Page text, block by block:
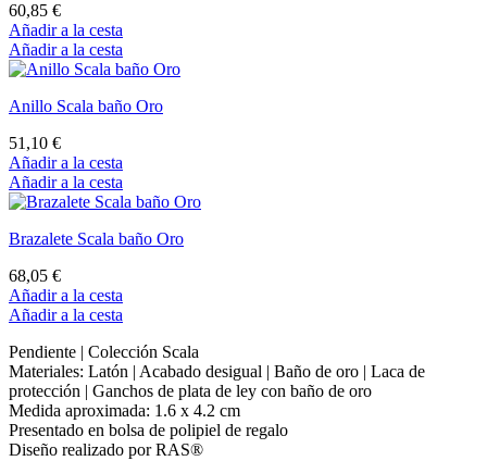
60,85 €
Añadir a la cesta
Añadir a la cesta
Anillo Scala baño Oro
51,10 €
Añadir a la cesta
Añadir a la cesta
Brazalete Scala baño Oro
68,05 €
Añadir a la cesta
Añadir a la cesta
Pendiente | Colección Scala
Materiales: Latón | Acabado desigual | Baño de oro | Laca de
protección | Ganchos de plata de ley con baño de oro
Medida aproximada: 1.6 x 4.2 cm
Presentado en bolsa de polipiel de regalo
Diseño realizado por RAS®